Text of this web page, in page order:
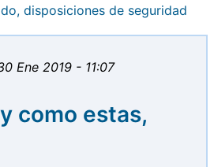
disposiciones de seguridad
Ene 2019 - 11:07
como estas,